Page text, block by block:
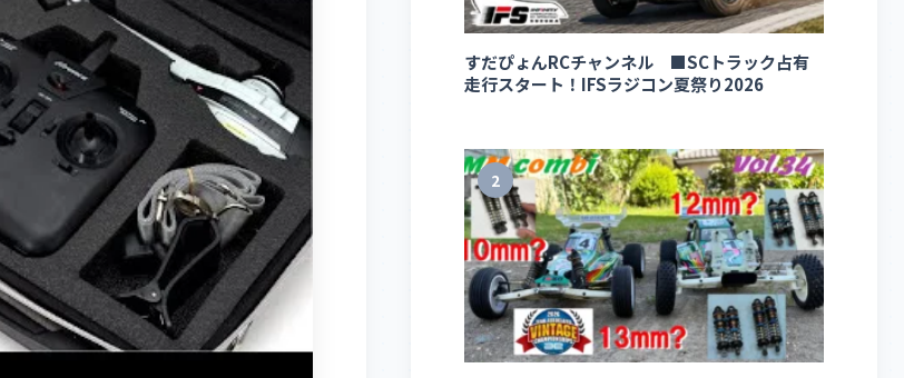
すだぴょんRCチャンネル ■SCトラック占有
走行スタート！IFSラジコン夏祭り2026
2